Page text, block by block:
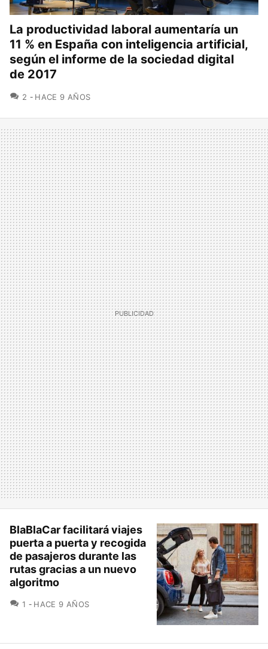
La productividad laboral aumentaría un
11 % en España con inteligencia artificial,
según el informe de la sociedad digital
de 2017
2 COMENTARIOS
HACE 9 AÑOS
BlaBlaCar facilitará viajes
puerta a puerta y recogida
de pasajeros durante las
rutas gracias a un nuevo
algoritmo
1 COMENTARIOS
HACE 9 AÑOS